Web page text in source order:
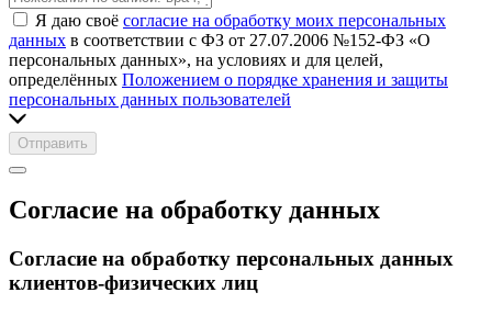
Я даю своё согласие на обработку моих персональных
данных в соответствии с ФЗ от 27.07.2006 №152-ФЗ «О
персональных данных», на условиях и для целей,
определённых Положением о порядке хранения и защиты
персональных данных пользователей
Отправить
Согласие на обработку данных
Согласие на обработку персональных данных
клиентов-физических лиц